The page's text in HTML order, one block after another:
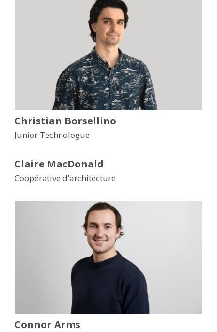
Christian Borsellino
Junior Technologue
Claire MacDonald
Coopérative d’architecture
Connor Arms